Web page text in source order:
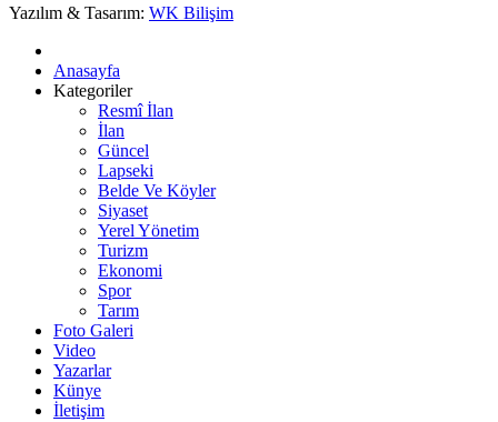
Yazılım & Tasarım: WK Bilişim
Anasayfa
Kategoriler
Resmî İlan
İlan
Güncel
Lapseki
Belde Ve Köyler
Siyaset
Yerel Yönetim
Turizm
Ekonomi
Spor
Tarım
Foto Galeri
Video
Yazarlar
Künye
İletişim